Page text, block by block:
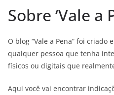
Sobre ‘Vale a
O blog “Vale a Pena” foi
qualquer pessoa que tenha
físicos ou digitais que
Aqui você vai encontrar